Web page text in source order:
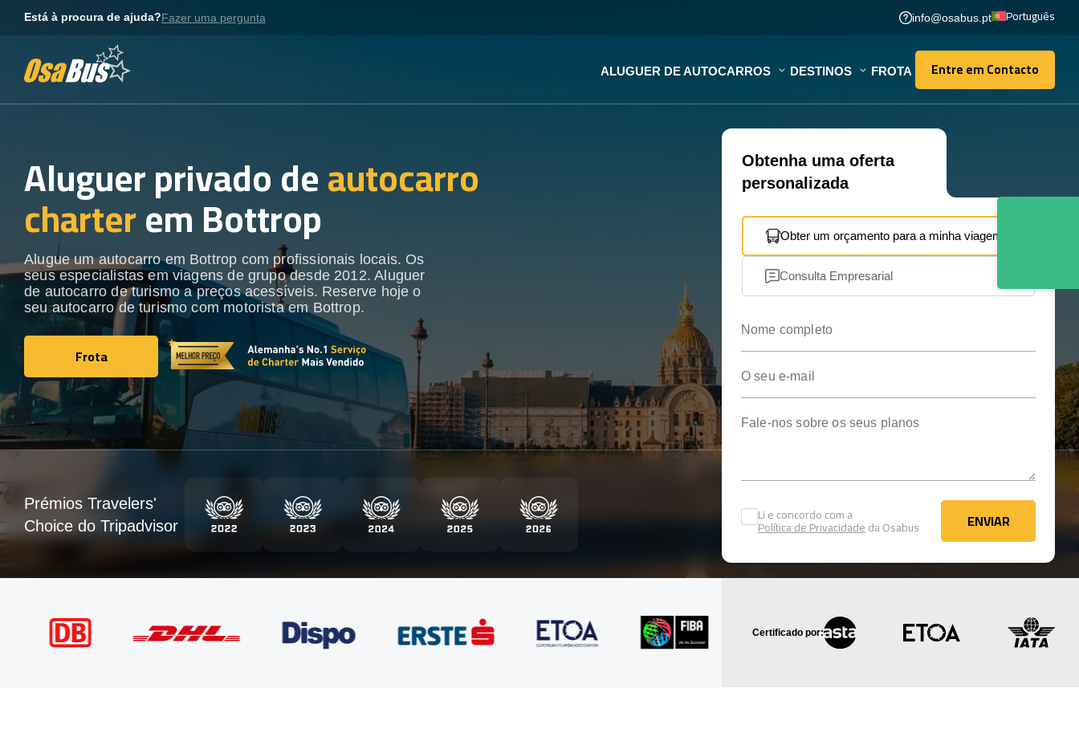
Está à procura de ajuda?Fazer uma pergunta info@osabus.pt Português
ALUGUER DE AUTOCARROS DESTINOS FROTA Entre em Contacto
Entre em Contacto
Aluguer privado deautocarro
charterem Bottrop
Alugue um autocarro em Bottrop com profissionais locais. Os
seus especialistas em viagens de grupo desde 2012. Aluguer
de autocarro de turismo a preços acessíveis. Reserve hoje o
seu autocarro de turismo com motorista em Bottrop.
Frota
Frota
Obtenha uma oferta
personalizada
Obter um orçamento para a minha viagem
Consulta Empresarial
Li e concordo com a
Política de Privacidadeda Osabus ENVIAR
ENVIAR
Prémios Travelers'
Choice do Tripadvisor
Certificado por: